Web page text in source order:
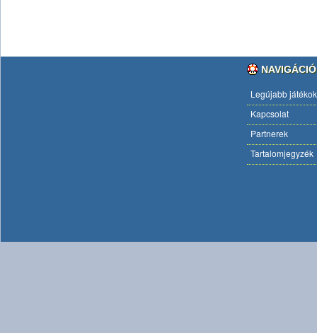
Legújabb játékok
Kapcsolat
Partnerek
Tartalomjegyzék